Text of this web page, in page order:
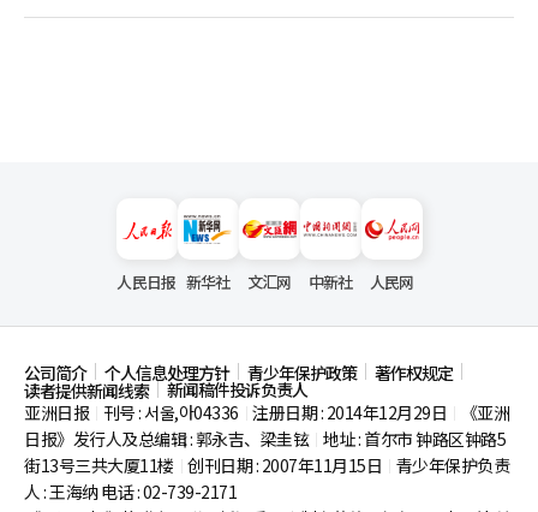
人民日报 新华社 文汇网 中新社 人民网
公司简介 个人信息处理方针 青少年保护政策 著作权规定
读者提供新闻线索
新闻稿件投诉负责人
亚洲日报
刊号 : 서울,아04336 注册日期 : 2014年12月29日
《亚洲
日报》发行人及总编辑 : 郭永吉、梁圭铉 地址 : 首尔市钟路区钟路5
街13号三共大厦11楼 创刊日期 : 2007年11月15日
青少年保护负责
人 : 王海纳 电话 : 02-739-2171